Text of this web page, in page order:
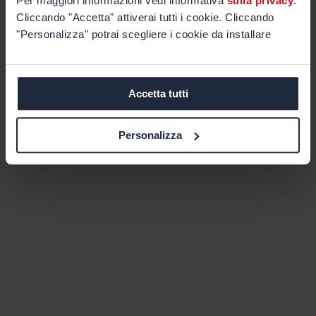
Cliccando "Accetta" attiverai tutti i cookie. Cliccando
"Personalizza" potrai scegliere i cookie da installare
Accetta tutti
Personalizza